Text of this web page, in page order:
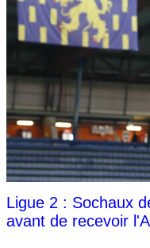
Ligue 2 : Sochaux
avant de recevoir